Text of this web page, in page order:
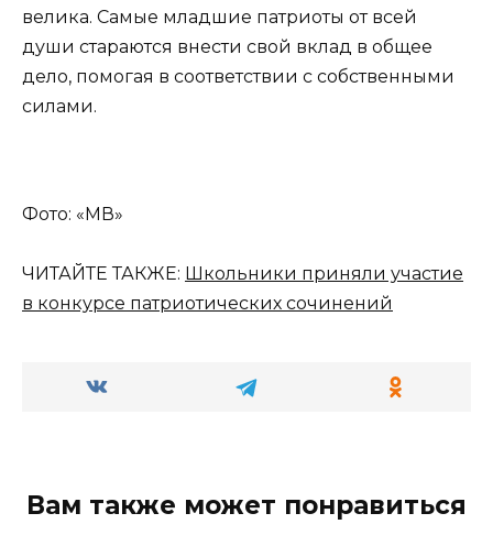
велика. Самые младшие патриоты от всей
души стараются внести свой вклад в общее
дело, помогая в соответствии с собственными
силами.
Фото: «МВ»
ЧИТАЙТЕ ТАКЖЕ: Школьники приняли участие
в конкурсе патриотических сочинений
Вам также может понравиться